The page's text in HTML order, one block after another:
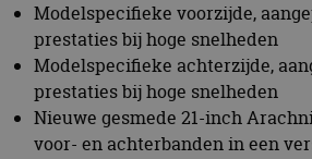
Modelspecifieke voorzijde,
prestaties bij hoge snelheden
Modelspecifieke achterzijde,
prestaties bij hoge snelheden
Nieuwe gesmede 21-inch
voor- en achterbanden in een